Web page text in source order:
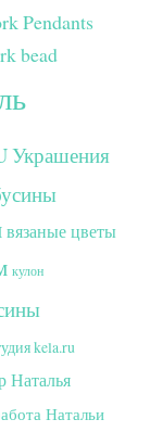
Pendants
bead
Украшения
вязаные цветы
кулон
kela.ru
Наталья
Натальи